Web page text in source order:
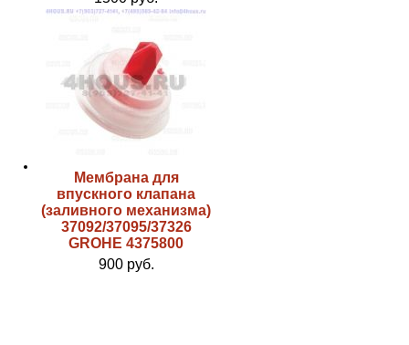
Мембрана для
впускного клапана
(заливного механизма)
37092/37095/37326
GROHE 4375800
900 руб.